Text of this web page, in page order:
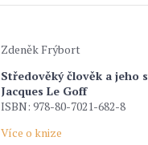
Zdeněk Frýbort
Středověký člověk a jeho
Jacques Le Goff
ISBN: 978-80-7021-682-8
Více o knize